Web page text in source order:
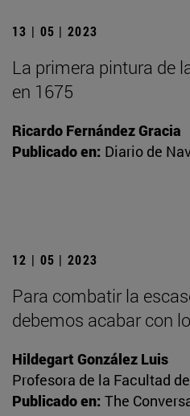
13 | 05 | 2023
La primera pintura de
en 1675
Ricardo Fernández Gracia
Publicado en: Diario de
12 | 05 | 2023
Para combatir la
debemos acabar con
Hildegart González Luis
Profesora de la Facultad
Publicado en: The